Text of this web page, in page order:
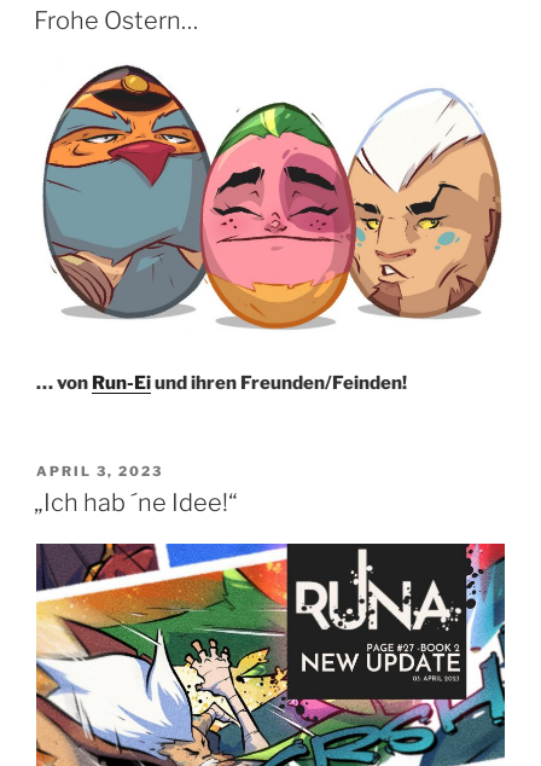
AM
Frohe Ostern…
… von Run-Eiund ihren Freunden/Feinden!
VERÖFFENTLICHT
AM
APRIL 3, 2023
„Ich hab ´ne Idee!“